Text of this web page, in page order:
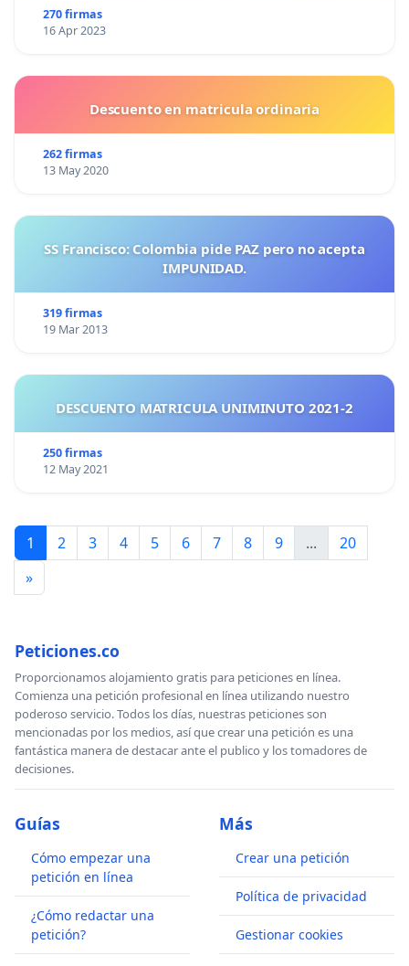
270 firmas
16 Apr 2023
Descuento en matricula ordinaria
262 firmas
13 May 2020
SS Francisco: Colombia pide PAZ pero no acepta
IMPUNIDAD.
319 firmas
19 Mar 2013
DESCUENTO MATRICULA UNIMINUTO 2021-2
250 firmas
12 May 2021
1 2 3 4 5 6 7 8 9 ...
20
»
Peticiones.co
Proporcionamos alojamiento gratis para peticiones en línea.
Comienza una petición profesional en línea utilizando nuestro
poderoso servicio. Todos los días, nuestras peticiones son
mencionadas por los medios, así que crear una petición es una
fantástica manera de destacar ante el publico y los tomadores de
decisiones.
Guías
Cómo empezar una
petición en línea
¿Cómo redactar una
petición?
Más
Crear una petición
Política de privacidad
Gestionar cookies